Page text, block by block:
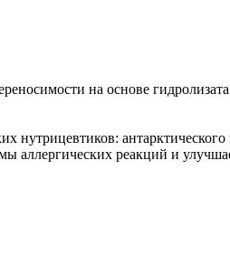
на основе
аллергических реакций и